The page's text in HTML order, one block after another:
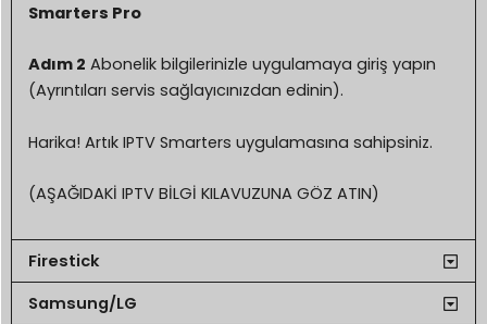
Smarters Pro
Adım 2 Abonelik bilgilerinizle uygulamaya giriş yapın
(Ayrıntıları servis sağlayıcınızdan edinin).
Harika! Artık IPTV Smarters uygulamasına sahipsiniz.
(AŞAĞIDAKİ IPTV BİLGİ KILAVUZUNA GÖZ ATIN)
Firestick
Samsung/LG